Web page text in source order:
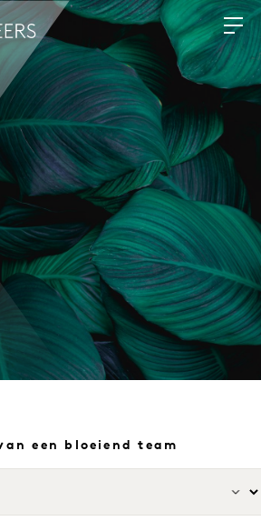
een bloeiend team